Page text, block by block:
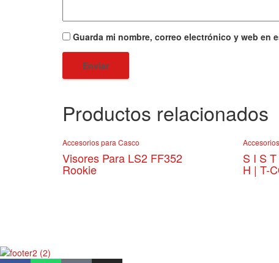
Guarda mi nombre, correo electrónico y web en
Productos relacionados
Accesorios para Casco
Visores Para LS2 FF352
Rookie
S I S
H | T-